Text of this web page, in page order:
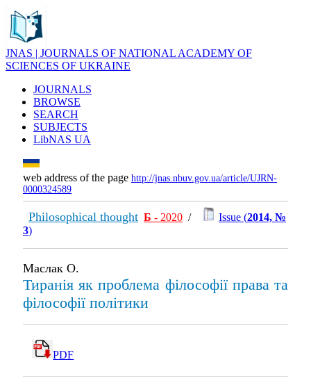
JNAS | JOURNALS OF NATIONAL ACADEMY OF
SCIENCES OF UKRAINE
JOURNALS
BROWSE
SEARCH
SUBJECTS
LibNAS UA
web address of the page http://jnas.nbuv.gov.ua/article/UJRN-
0000324589
Philosophical thought Б - 2020 / Issue (2014, №
3)
Маслак О.
Тиранія як проблема філософії права та
філософії політики
PDF